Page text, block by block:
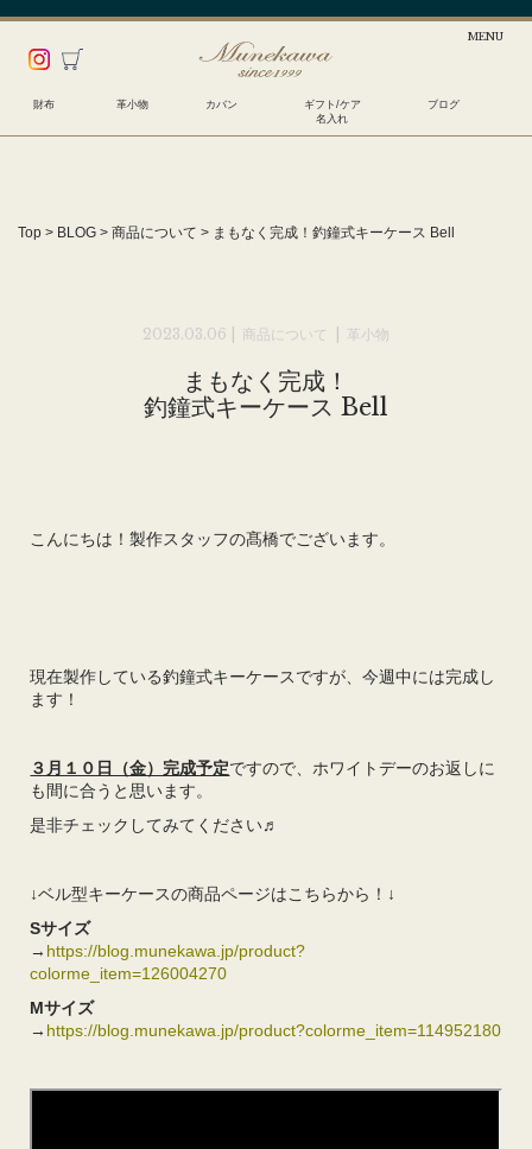
財布 革小物 カバン
ギフト/ケア
名入れ
ブログ
Top > BLOG > 商品について > まもなく完成！ 釣鐘式キーケース Bell
2023.03.06 | 商品について 革小物
まもなく完成！
釣鐘式キーケース Bell
こんにちは！製作スタッフの髙橋でございます。
現在製作している釣鐘式キーケースですが、今週中には完成し
ます！
３月１０日（金）完成予定ですので、ホワイトデーのお返しに
も間に合うと思います。
是非チェックしてみてください♬
↓ベル型キーケースの商品ページはこちらから！↓
Sサイズ
→ https://blog.munekawa.jp/product?
colorme_item=126004270
Mサイズ
→ https://blog.munekawa.jp/product?colorme_item=114952180